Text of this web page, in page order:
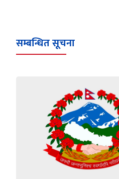
सम्बन्धित सूचना